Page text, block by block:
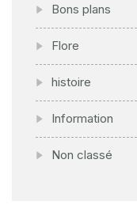
Bons plans
Flore
histoire
Information
Non classé